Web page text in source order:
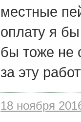
местные
оплату я
бы тоже не
за эту
18 ноября